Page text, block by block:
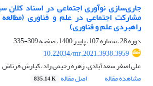
جاری‌سازی نوآوری اجتماعی در اسناد کلان
مشارکت اجتماعی در علم و فناوری
راهبردی علم و فناوری)
دوره 28، شماره 107، پاییز 1400، صفحه
309-335
10.22034/mr.2021.3938.3959
علی اصغر سعدآبادی، زهره رحیمی راد، کیارش فرتاش
مشاهده مقاله
اصل مقاله 835.14 K